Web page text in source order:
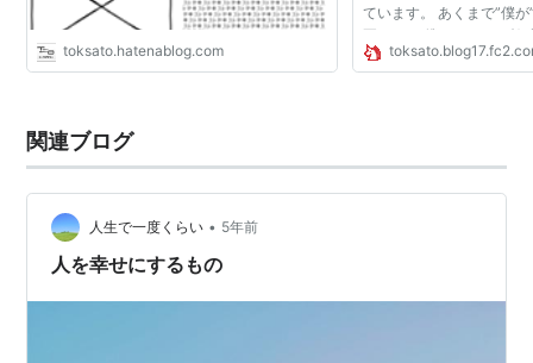
toksato.hatenablog.com
ています。 あくまで”僕
要ですｗ 僕もまだまだ勉
正しいと思えるほど見極
関連ブログ
人生で一度くらい • 5年前
人を幸せにするもの